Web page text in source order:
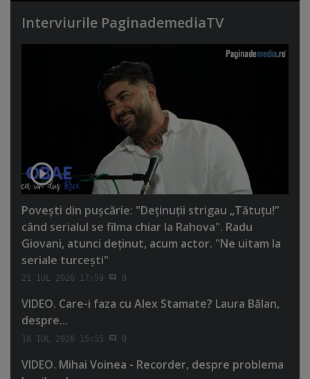
Interviurile PaginademediaTV
Poveşti din puşcărie: "Deţinuţii strigau „Tătuţu!”
când serialul se filma chiar la Rahova". Radu
Giovani, atunci deţinut, acum actor. "Ne uitam la
seriale turceşti"
21 IUL 2026 17:59 0
VIDEO. Care-i faza cu Alex Stamate? Laura Bălan,
despre...
18 IUL 2026 15:55 0
VIDEO. Mihai Voinea - Recorder, despre problema